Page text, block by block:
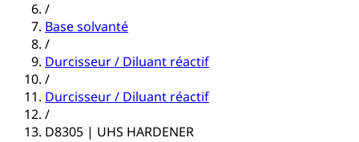
/
Base solvanté
/
Durcisseur / Diluant réactif
/
Durcisseur / Diluant réactif
/
D8305 | UHS HARDENER